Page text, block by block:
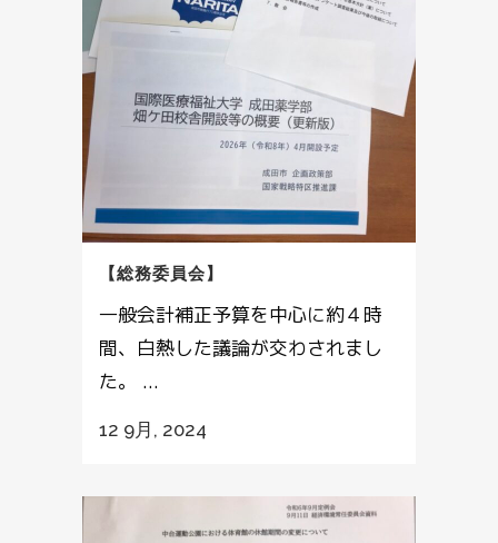
【総務委員会】
一般会計補正予算を中心に約４時
間、白熱した議論が交わされまし
た。 ...
12 9月, 2024